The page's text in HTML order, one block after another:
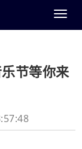
Toggle
节等你来